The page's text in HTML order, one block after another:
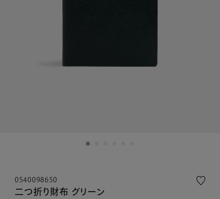
0540098650
二つ折り財布 グリーン